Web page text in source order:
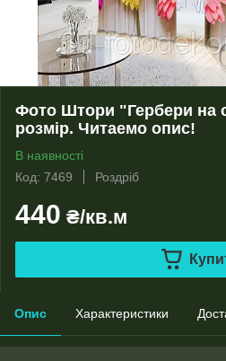
Фото Штори "Гербери на
розмір. Читаемо опис!
В наявності
Код: 7469
Роздріб
440 ₴/кв.м
Опис Характеристики